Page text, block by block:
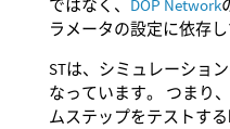
ではなく、 DOP Network
ラメータの設定に依存し
STは、シミュレーショ
なっています。 つまり
ムステップをテストする